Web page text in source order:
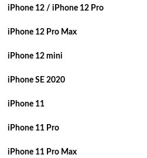
iPhone 12 / iPhone 12 Pro
iPhone 12 Pro Max
iPhone 12 mini
iPhone SE 2020
iPhone 11
iPhone 11 Pro
iPhone 11 Pro Max